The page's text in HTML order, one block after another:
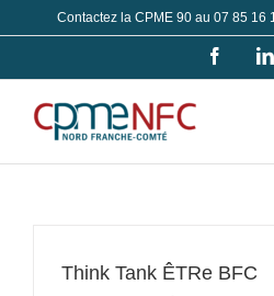
au
Contactez la CPME 90 au 07 85 16
Think Tank ÊTRe BFC